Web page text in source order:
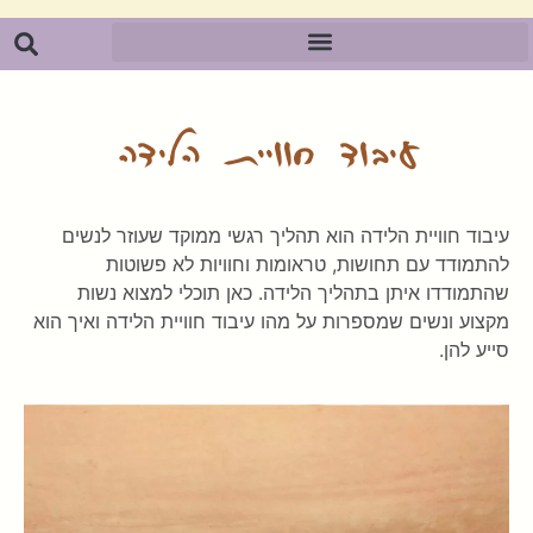
עיבוד חוויית הלידה
עיבוד חוויית הלידה הוא תהליך רגשי ממוקד שעוזר לנשים
להתמודד עם תחושות, טראומות וחוויות לא פשוטות
שהתמודדו איתן בתהליך הלידה. כאן תוכלי למצוא נשות
מקצוע ונשים שמספרות על מהו עיבוד חוויית הלידה ואיך הוא
סייע להן.